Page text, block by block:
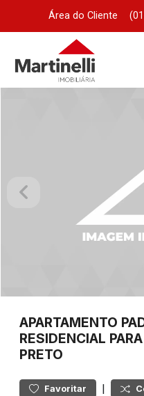
Área do Cliente
APARTAMENTO
RESIDENCIAL
PRETO
Favoritar |